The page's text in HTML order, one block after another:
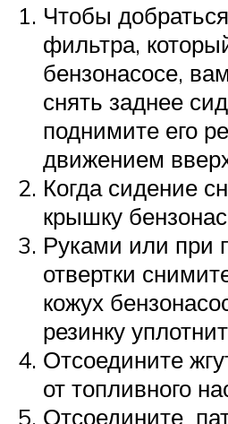
Чтобы
фильтра,
бензонасосе,
снять заднее
поднимите его
движением
Когда сидение
крышку
Руками или при
отвертки
кожух
резинку
Отсоедините
от топливного
Отсоедините